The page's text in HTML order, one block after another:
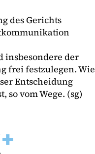
des Gerichts
insbesondere der
frei festzulegen. Wie
Entscheidung
so vom Wege. (sg)